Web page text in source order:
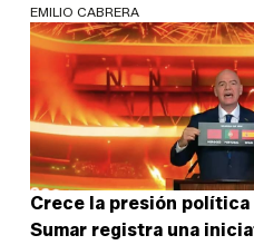
EMILIO CABRERA
Crece la presión
Sumar registra una